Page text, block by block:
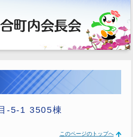
-5-1 3505棟
このページのトップへ